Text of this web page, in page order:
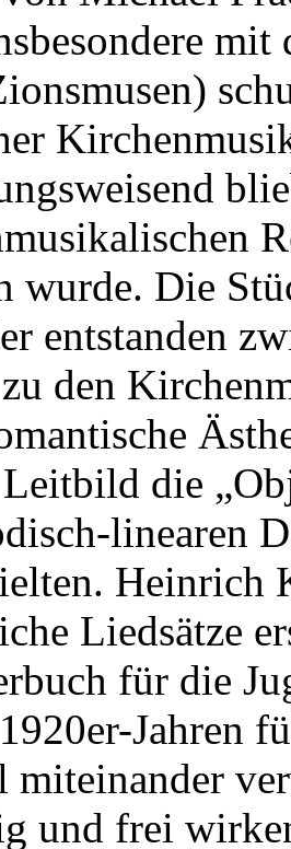
mit
wurde. Die
entstanden
den
die
linearen
Heinrich
Liedsätze
für die
Jahren
und frei